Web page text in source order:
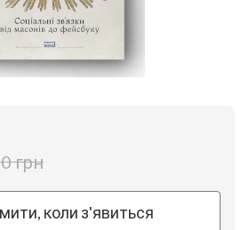
грн
коли з'явиться